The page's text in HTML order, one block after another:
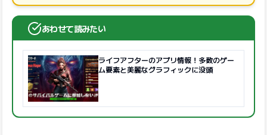
あわせて読みたい
ライフアフターのアプリ情報！多数のゲー
ム要素と美麗なグラフィックに没頭